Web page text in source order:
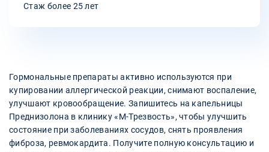
Стаж более 25 лет
Гормональные препараты активно используются при
купировании аллергической реакции, снимают воспаление,
улучшают кровообращение. Запишитесь на капельницы
Преднизолона в клинику «М-Трезвость», чтобы улучшить
состояние при заболеваниях сосудов, снять проявления
фиброза, ревмокардита. Получите полную консультацию и